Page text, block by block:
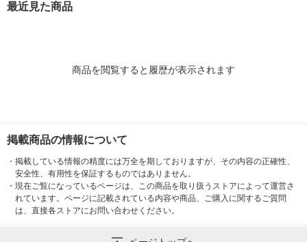
最近見た商品
商品を閲覧すると履歴が表示されます
掲載商品の情報について
・ 掲載している情報の精度には万全を期しておりますが、その内容の正確性、
安全性、有用性を保証するものではありません。
・ 現在ご覧になっているページは、この商品を取り扱うストアによって運営さ
れています。ページに記載されている内容や商品、ご購入に関するご質問
は、直接各ストアにお問い合わせください。